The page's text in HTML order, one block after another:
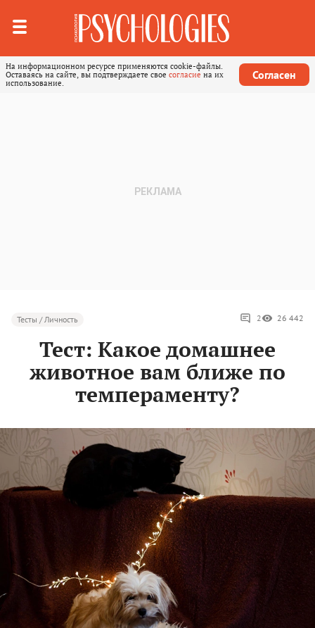
На информационном ресурсе применяются cookie-файлы.
Оставаясь на сайте, вы подтверждаете свое согласие на их
использование.
Согласен
Тесты / Личность 2 26 442
Тест: Какое домашнее
животное вам ближе по
темпераменту?